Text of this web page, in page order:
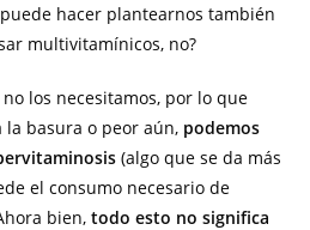
hacer plantearnos también
multivitamínicos, no?
los necesitamos, por lo que
basura o peor aún, podemos
(algo que se da más
el consumo necesario de
bien,todo esto no significa